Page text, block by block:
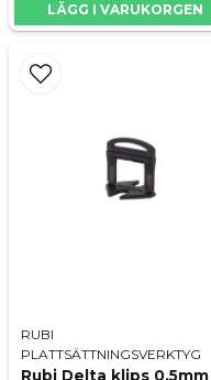
LÄGG I VARUKORGEN
RUBI
PLATTSÄTTNINGSVERKTYG
snabbt, enkelt och
klar avlägsnas
hammare) och slår
riktning.